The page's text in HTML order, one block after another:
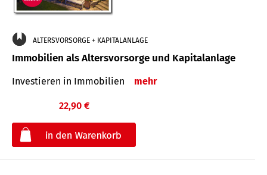
ALTERSVORSORGE + KAPITALANLAGE
Immobilien als Altersvorsorge und Kapitalanlage
Investieren in Immobilien mehr
22,90 €